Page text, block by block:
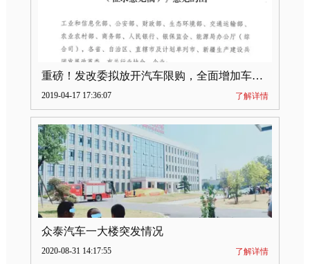
重磅！发改委拟放开汽车限购，全面增加车牌指标
2019-04-17 17:36:07 了解详情
众泰汽车一大楼突发情况
2020-08-31 14:17:55 了解详情